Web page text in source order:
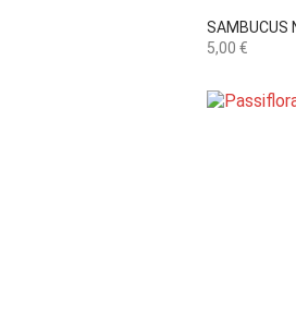
SAMBUCUS
Precio
5,00 €